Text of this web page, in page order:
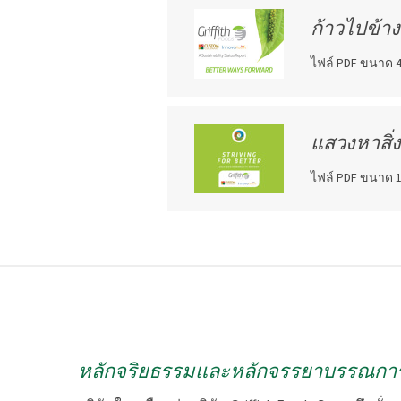
ก้าวไปข้า
ไฟล์ PDF ขนาด
แสวงหาสิ่
ไฟล์ PDF ขนาด
หลักจริยธรรมและหลักจรรยาบรรณก